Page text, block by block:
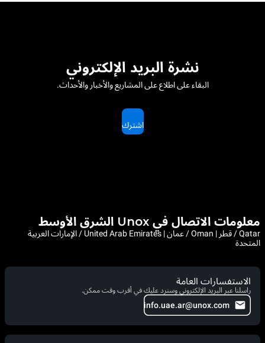
نشرة البريد الإلكتروني
البقاء على اطلاع على المشاريع والأخبار والأحداث.
اشترك
معلومات الاتصال في Unox الشرق الأوسط
Qatar / قطر | Oman / عمان | United Arab Emirates / الإمارات العربية
المتحدة
الاستفسارات العامة
راسلنا عبر البريد الإلكتروني وسنرد عليك في أقرب وقت ممكن.
info.uae.ar@unox.com